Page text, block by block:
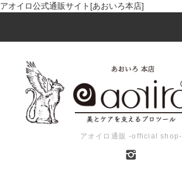
アオイロ公式通販サイト[あおいろ本店]
アオイロ通販 -official shop-